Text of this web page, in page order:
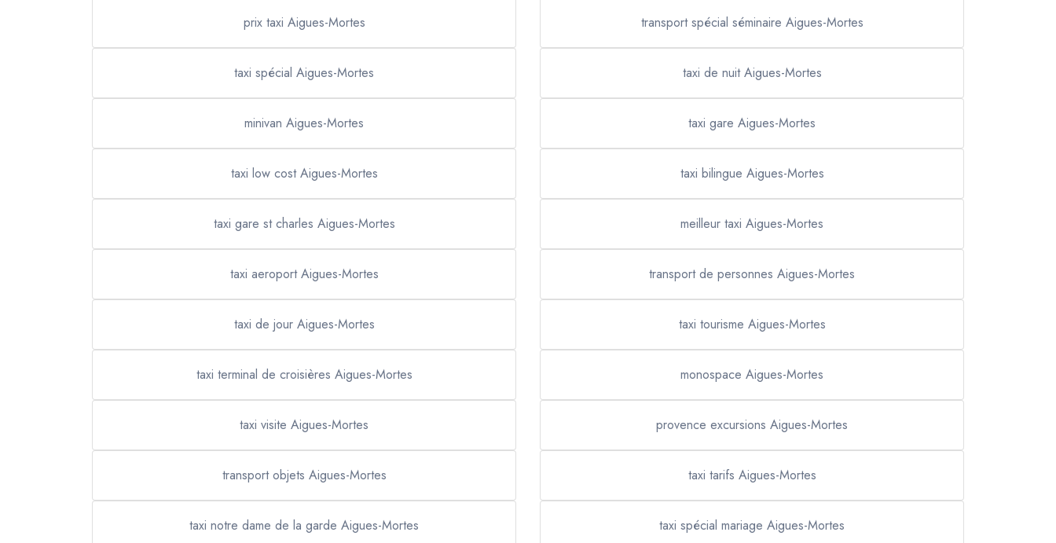
prix taxi Aigues-Mortes transport spécial séminaire Aigues-Mortes
taxi spécial Aigues-Mortes taxi de nuit Aigues-Mortes
minivan Aigues-Mortes taxi gare Aigues-Mortes
taxi low cost Aigues-Mortes taxi bilingue Aigues-Mortes
taxi gare st charles Aigues-Mortes meilleur taxi Aigues-Mortes
taxi aeroport Aigues-Mortes transport de personnes Aigues-Mortes
taxi de jour Aigues-Mortes taxi tourisme Aigues-Mortes
taxi terminal de croisières Aigues-Mortes monospace Aigues-Mortes
taxi visite Aigues-Mortes provence excursions Aigues-Mortes
transport objets Aigues-Mortes taxi tarifs Aigues-Mortes
taxi notre dame de la garde Aigues-Mortes taxi spécial mariage Aigues-Mortes